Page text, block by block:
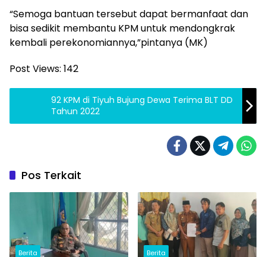
“Semoga bantuan tersebut dapat bermanfaat dan
bisa sedikit membantu KPM untuk mendongkrak
kembali perekonomiannya,”pintanya (MK)
Post Views: 142
92 KPM di Tiyuh Bujung Dewa Terima BLT DD
Tahun 2022
Pos Terkait
Berita Berita